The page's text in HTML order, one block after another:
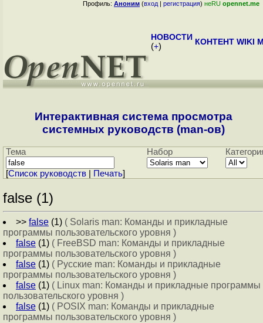
Профиль: Аноним (вход | регистрация) неRU opennet.me
НОВОСТИ
(+) КОНТЕНТ WIKI
Интерактивная система просмотра
системных руководств (man-ов)
Тема Набор
[Cписок руководств Печать]
false (1)
>> false (1) ( Solaris man: Команды и прикладные
программы пользовательского уровня )
false (1) ( FreeBSD man: Команды и прикладные
программы пользовательского уровня )
false (1) ( Русские man: Команды и прикладные
программы пользовательского уровня )
false (1) ( Linux man: Команды и прикладные программы
пользовательского уровня )
false (1) ( POSIX man: Команды и прикладные
программы пользовательского уровня )